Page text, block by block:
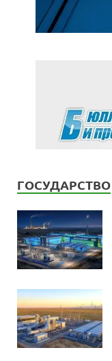
ГОСУДАРСТВО